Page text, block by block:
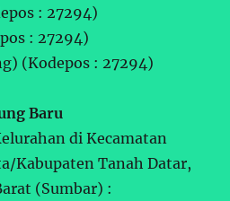
: 27294)
: 27294)
(Kodepos : 27294)
Baru
di Kecamatan
Kabupaten Tanah Datar,
(Sumbar) :